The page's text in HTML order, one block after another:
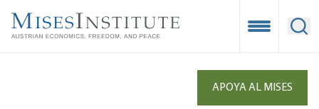
main
Open
APOYA AL MISES